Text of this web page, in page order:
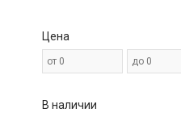
Цена
В наличии